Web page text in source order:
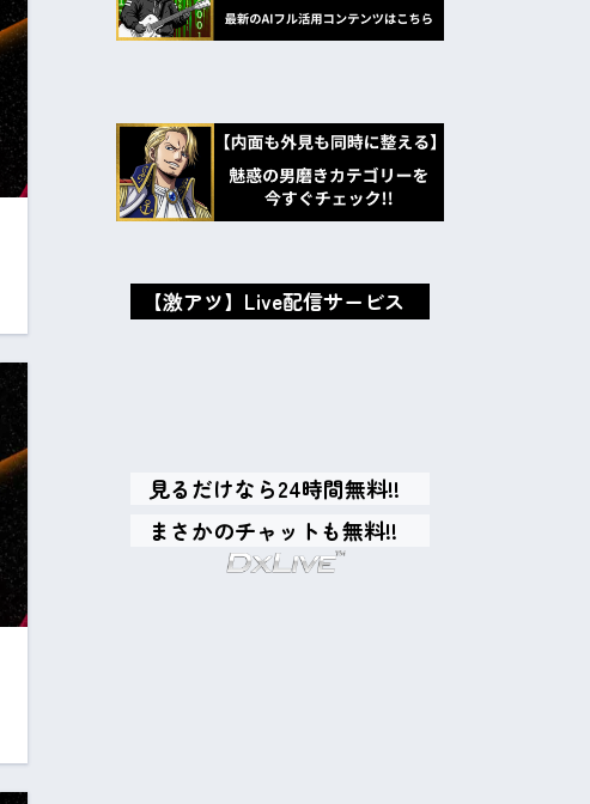
oxMISAox
【激アツ】Live配信サービス
見るだけなら24時間無料!!
まさかのチャットも無料!!